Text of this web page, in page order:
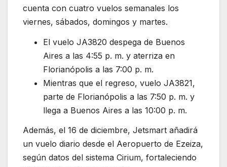
cuenta con cuatro vuelos semanales los
viernes, sábados, domingos y martes.
El vuelo JA3820 despega de Buenos
Aires a las 4:55 p. m. y aterriza en
Florianópolis a las 7:00 p. m.
Mientras que el regreso, vuelo JA3821,
parte de Florianópolis a las 7:50 p. m. y
llega a Buenos Aires a las 10:00 p. m.
Además, el 16 de diciembre, Jetsmart añadirá
un vuelo diario desde el Aeropuerto de Ezeiza,
según datos del sistema Cirium, fortaleciendo